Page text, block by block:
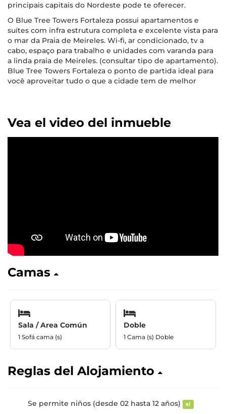
principais capitais do Nordeste pode te oferecer.
O Blue Tree Towers Fortaleza possui apartamentos e
suítes com infra estrutura completa e excelente vista para
o mar da Praia de Meireles. Wi-fi, ar condicionado, tv a
cabo, espaço para trabalho e unidades com varanda para
a linda praia de Meireles. (consultar tipo de apartamento).
Blue Tree Towers Fortaleza o ponto de partida ideal para
você aproveitar tudo o que a cidade tem de melhor
Vea el video del inmueble
Camas
Sala / Area Común
1 Sofá cama (s)
Doble
1 Cama (s) Doble
Reglas del Alojamiento
Se permite niños (desde 02 hasta 12 años) sí